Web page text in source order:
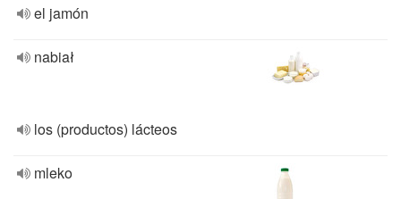
el jamón
nabiał
los (productos) lácteos
mleko